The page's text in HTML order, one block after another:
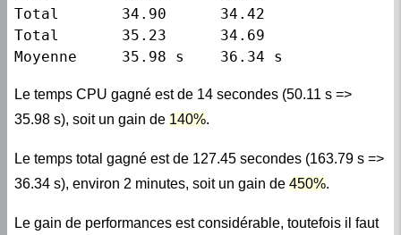
Total       35.23      34.69
Moyenne     35.98 s    36.34 s
Le temps CPU gagné est de 14 secondes (50.11 s =>
35.98 s), soit un gain de140%.
36.34 s), environ 2 minutes, soit un gain de450%.
être vigilant sur les pertes de performances liées à la